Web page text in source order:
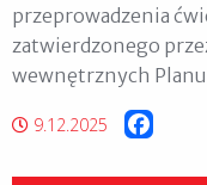
przeprowadzenia
zatwierdzonego
wewnętrznych
9.12.2025